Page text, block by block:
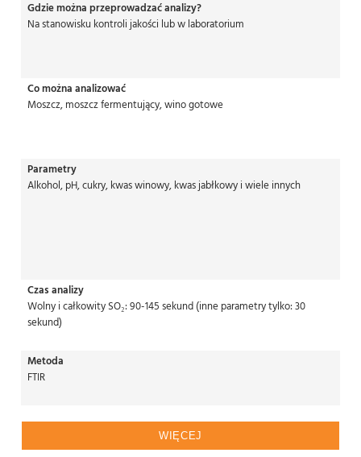
Gdzie można przeprowadzać analizy?
Na stanowisku kontroli jakości lub w laboratorium
Co można analizować
Moszcz, moszcz fermentujący, wino gotowe
Parametry
Alkohol, pH, cukry, kwas winowy, kwas jabłkowy i wiele innych
Czas analizy
Wolny i całkowity SO₂: 90-145 sekund (inne parametry tylko: 30
sekund)
Metoda
FTIR
WIĘCEJ